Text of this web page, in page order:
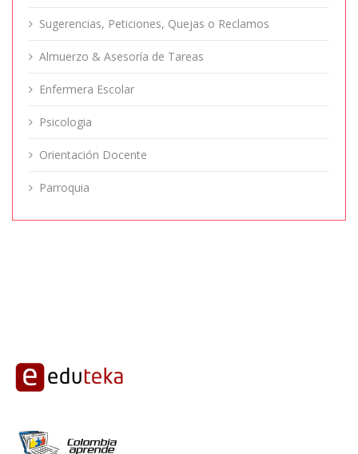
Sugerencias, Peticiones, Quejas o Reclamos
Almuerzo & Asesoría de Tareas
Enfermera Escolar
Psicologia
Orientación Docente
Parroquia